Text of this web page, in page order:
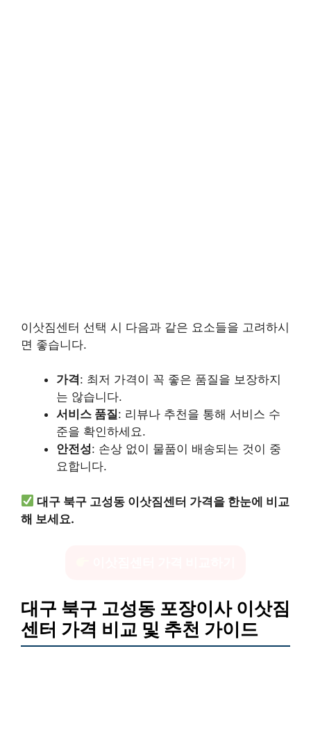
이삿짐센터 선택 시 다음과 같은 요소들을 고려하시
면 좋습니다.
가격: 최저 가격이 꼭 좋은 품질을 보장하지
는 않습니다.
서비스 품질: 리뷰나 추천을 통해 서비스 수
준을 확인하세요.
안전성: 손상 없이 물품이 배송되는 것이 중
요합니다.
대구 북구 고성동 이삿짐센터 가격을 한눈에 비교
해 보세요.
대구 북구 고성동 포장이사 이삿짐
센터 가격 비교 및 추천 가이드